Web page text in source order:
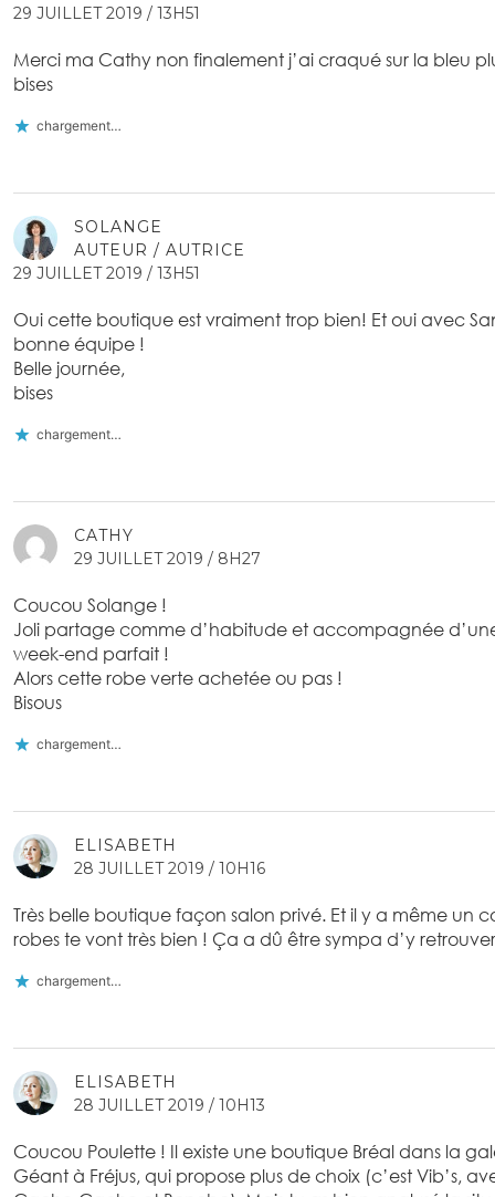
29 JUILLET 2019 / 13H51
Merci ma Cathy non finalement j’ai craqué sur la bleu
bises
chargement…
SOLANGE
AUTEUR / AUTRICE
29 JUILLET 2019 / 13H51
Oui cette boutique est vraiment trop bien! Et oui avec
bonne équipe !
Belle journée,
bises
chargement…
CATHY
29 JUILLET 2019 / 8H27
Coucou Solange !
Joli partage comme d’habitude et accompagnée
week-end parfait !
Alors cette robe verte achetée ou pas !
Bisous
chargement…
ELISABETH
28 JUILLET 2019 / 10H16
Très belle boutique façon salon privé. Et il y a même un
robes te vont très bien ! Ça a dû être sympa d’y
chargement…
ELISABETH
28 JUILLET 2019 / 10H13
Coucou Poulette ! Il existe une boutique Bréal dans la
Géant à Fréjus, qui propose plus de choix (c’est Vib’s,